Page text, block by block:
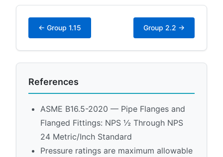
← Group 1.15 Group 2.2 →
References
ASME B16.5-2020 — Pipe Flanges and
Flanged Fittings: NPS ½ Through NPS
24 Metric/Inch Standard
Pressure ratings are maximum allowable